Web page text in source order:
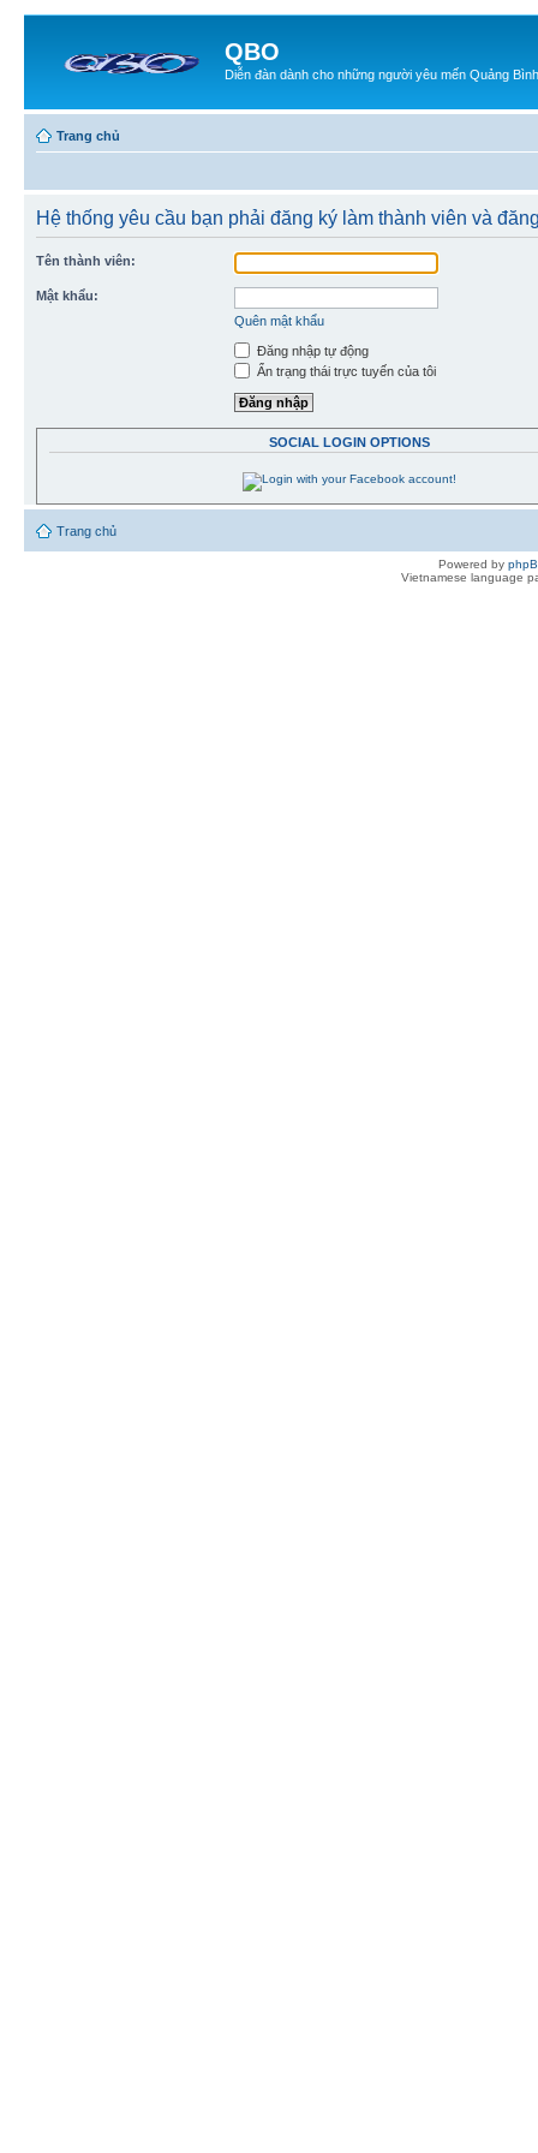
QBO
Diễn đàn dành cho những người yêu mến Quảng Bình
Trang chủ
Hệ thống yêu cầu bạn phải đăng ký làm thành viên và
Tên thành viên:
Mật khẩu:
Quên mật khẩu
Đăng nhập tự động
Ẩn trạng thái trực tuyến của tôi
SOCIAL LOGIN OPTIONS
Trang chủ
Powered by
Vietnamese language